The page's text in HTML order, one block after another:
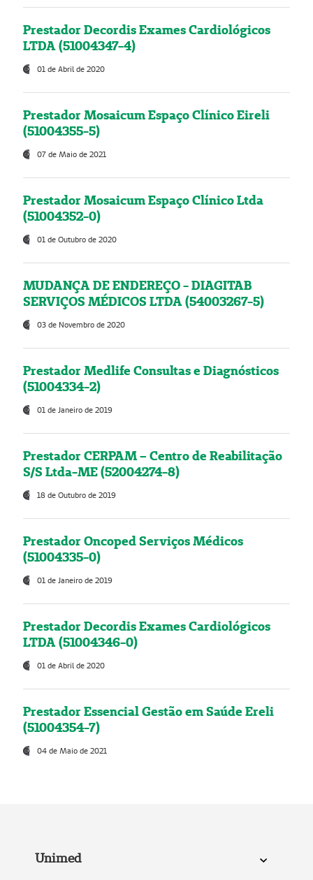
Prestador Decordis Exames Cardiológicos
LTDA (51004347-4)
01 de Abril de 2020
Prestador Mosaicum Espaço Clínico Eireli
(51004355-5)
07 de Maio de 2021
Prestador Mosaicum Espaço Clínico Ltda
(51004352-0)
01 de Outubro de 2020
MUDANÇA DE ENDEREÇO - DIAGITAB
SERVIÇOS MÉDICOS LTDA (54003267-5)
03 de Novembro de 2020
Prestador Medlife Consultas e Diagnósticos
(51004334-2)
01 de Janeiro de 2019
Prestador CERPAM – Centro de Reabilitação
S/S Ltda-ME (52004274-8)
18 de Outubro de 2019
Prestador Oncoped Serviços Médicos
(51004335-0)
01 de Janeiro de 2019
Prestador Decordis Exames Cardiológicos
LTDA (51004346-0)
01 de Abril de 2020
Prestador Essencial Gestão em Saúde Ereli
(51004354-7)
04 de Maio de 2021
Unimed